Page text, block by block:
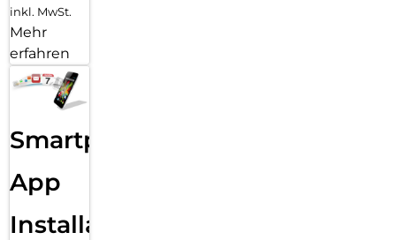
inkl. MwSt.
Mehr
erfahren
Smartphone
App
Installation